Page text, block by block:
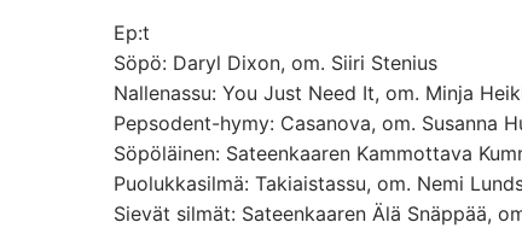
Ep:t
Söpö: Daryl Dixon, om. Siiri Stenius
Nallenassu: You Just Need It, om. Minja
Pepsodent-hymy: Casanova, om. Susanna
Söpöläinen: Sateenkaaren Kammottava
Puolukkasilmä: Takiaistassu, om. Nemi
Sievät silmät: Sateenkaaren Älä Snäppää,